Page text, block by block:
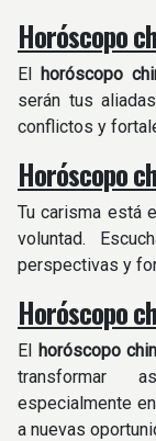
Horóscopo
El horóscopo
serán tus
conflictos y
Horóscopo
Tu carisma está
voluntad.
perspectivas y
Horóscopo
El horóscopo
transformar
especialmente
a nuevas